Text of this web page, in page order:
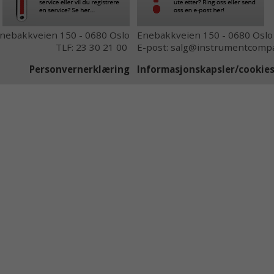
150 - 0680 Oslo
TLF: 23 30 21 00
Personvernerklæring
Enebakkveien 150 - 0680 Oslo
E-post:
Informasjonskapsler/cookies